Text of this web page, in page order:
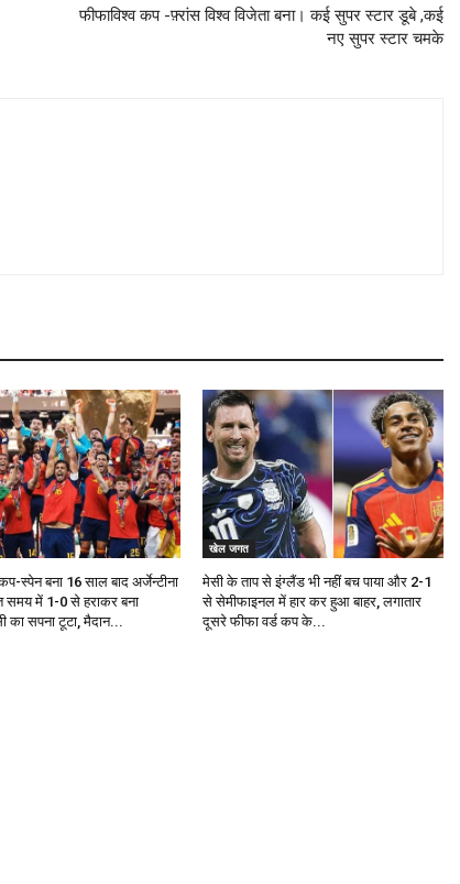
फीफाविश्व कप -फ़्रांस विश्व विजेता बना। कई सुपर स्टार डूबे ,कई
नए सुपर स्टार चमके
स्पेन बना 16 साल बाद अर्जेन्टीना
समय में 1-0 से हराकर बना
का सपना टूटा, मैदान...
खेल जगत
मेसी के ताप से इंग्लैंड भी नहीं बच पाया और 2-1
से सेमीफाइनल में हार कर हुआ बाहर, लगातार
दूसरे फीफा वर्ड कप के...